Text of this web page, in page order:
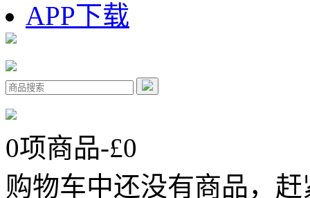
APP下载
0项商品-£0
购物车中还没有商品，